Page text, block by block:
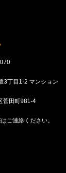
3丁目1-2 マンション
菅田町981-4
ご連絡ください。